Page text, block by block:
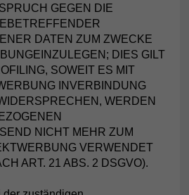
GEGEN DIE
DATEN ZUM ZWECKE
DIES GILT
SOWEIT ES MIT
INVERBINDUNG
WERDEN
NICHT MEHR ZUM
VERWENDET
ART. 21 ABS. 2 DSGVO).